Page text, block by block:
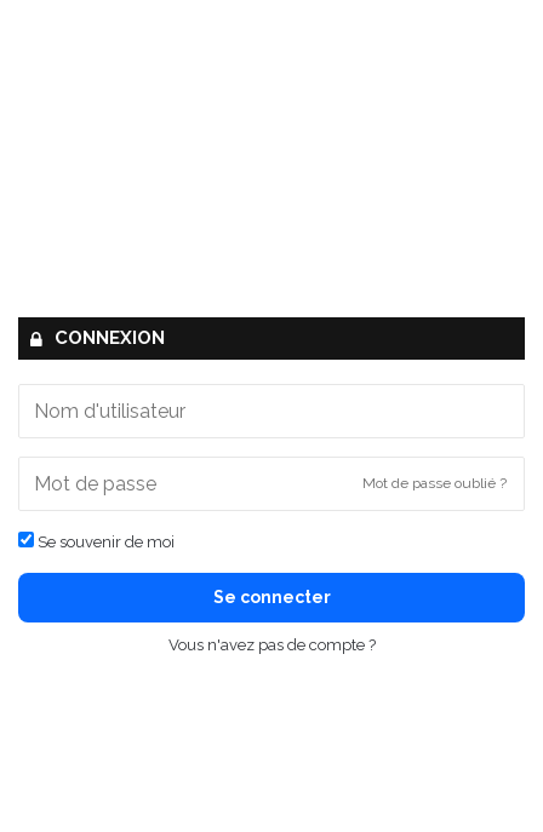
CONNEXION
Mot de passe oublié ?
Se souvenir de moi
Se connecter
Vous n'avez pas de compte ?